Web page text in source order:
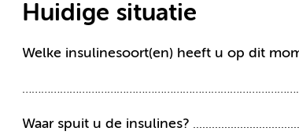
Huidige situatie
Welke insulinesoort(en) heeft u op dit
Waar spuit u de insulines?